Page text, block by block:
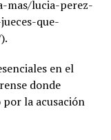
mas/lucia-perez-
que-
en el
donde
la acusación